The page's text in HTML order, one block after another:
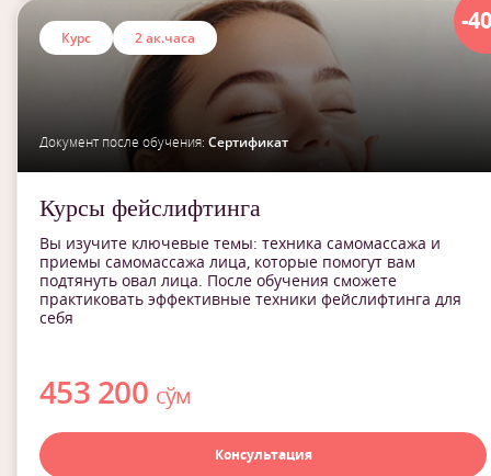
-
Курс 2 ак.часа
Документ после обучения: Сертификат
Курсы фейслифтинга
Вы изучите ключевые темы: техника самомассажа и
приемы самомассажа лица, которые помогут вам
подтянуть овал лица. После обучения сможете
практиковать эффективные техники фейслифтинга для
себя
453 200 сўм
Консультация